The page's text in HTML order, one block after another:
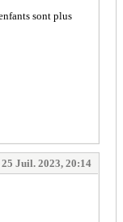
sont plus
Juil. 2023, 20:14